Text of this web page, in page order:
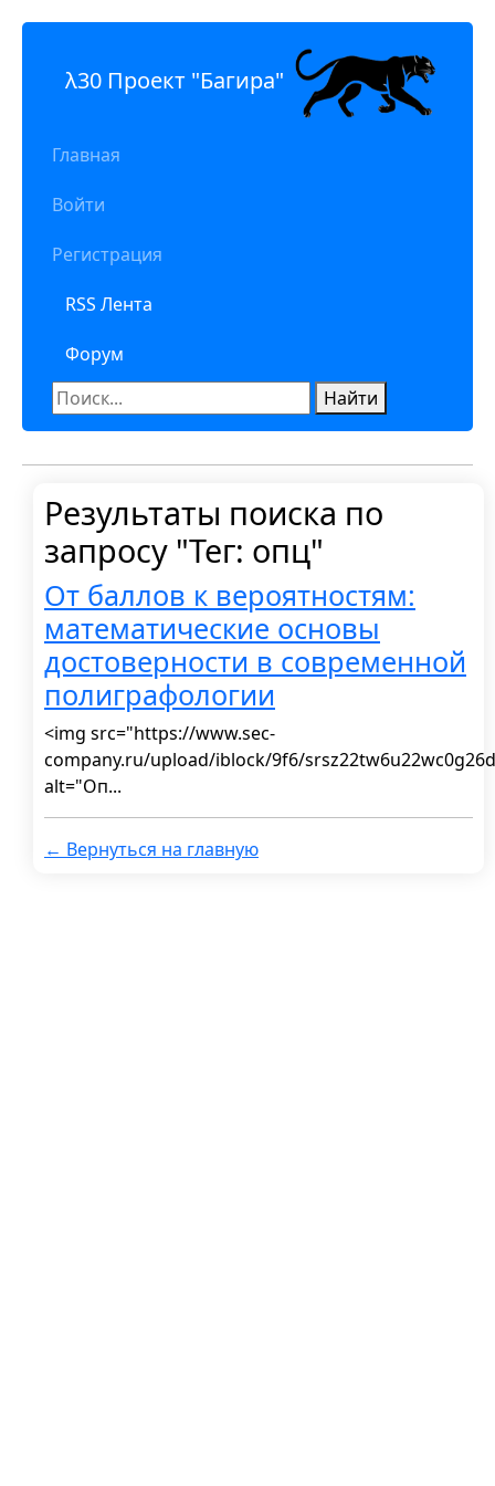
λ30 Проект "Багира"
Главная
Войти
Регистрация
RSS Лента
Форум
Найти
Результаты поиска по
запросу "Тег: опц"
От баллов к вероятностям:
математические основы
достоверности в современной
полиграфологии
<img src="https://www.sec-
company.ru/upload/iblock/9f6/
alt="Оп...
← Вернуться на главную